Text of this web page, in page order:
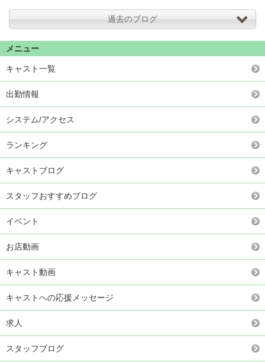
過去のブログ
メニュー
キャスト一覧
出勤情報
システム/アクセス
ランキング
キャストブログ
スタッフおすすめブログ
イベント
お店動画
キャスト動画
キャストへの応援メッセージ
求人
スタッフブログ